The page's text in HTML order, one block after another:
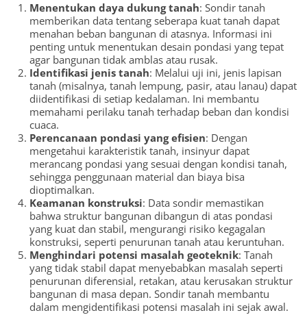
Menentukan daya dukung tanah: Sondir tanah
memberikan data tentang seberapa kuat tanah dapat
menahan beban bangunan di atasnya. Informasi ini
penting untuk menentukan desain pondasi yang tepat
agar bangunan tidak amblas atau rusak.
Identifikasi jenis tanah: Melalui uji ini, jenis lapisan
tanah (misalnya, tanah lempung, pasir, atau lanau) dapat
diidentifikasi di setiap kedalaman. Ini membantu
memahami perilaku tanah terhadap beban dan kondisi
cuaca.
Perencanaan pondasi yang efisien: Dengan
mengetahui karakteristik tanah, insinyur dapat
merancang pondasi yang sesuai dengan kondisi tanah,
sehingga penggunaan material dan biaya bisa
dioptimalkan.
Keamanan konstruksi: Data sondir memastikan
bahwa struktur bangunan dibangun di atas pondasi
yang kuat dan stabil, mengurangi risiko kegagalan
konstruksi, seperti penurunan tanah atau keruntuhan.
Menghindari potensi masalah geoteknik: Tanah
yang tidak stabil dapat menyebabkan masalah seperti
penurunan diferensial, retakan, atau kerusakan struktur
bangunan di masa depan. Sondir tanah membantu
dalam mengidentifikasi potensi masalah ini sejak awal.